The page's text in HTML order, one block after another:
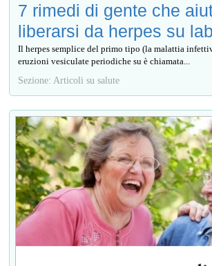
7 rimedi di gente che
liberarsi da herpes su
Il herpes semplice del primo tipo (la malattia
eruzioni vesiculate periodiche su è chiamata...
Sezione: Articoli su salute